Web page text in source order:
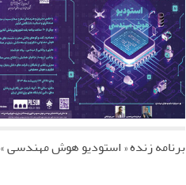
برنامه زنده « استودیو هوش مهندسی »